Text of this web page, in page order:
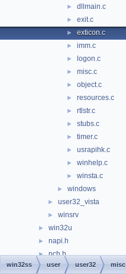
► dllmain.c
► exit.c
► exticon.c
► imm.c
► logon.c
► misc.c
► object.c
► resources.c
► rtlstr.c
► stubs.c
► timer.c
► usrapihk.c
► winhelp.c
► winsta.c
► windows
► user32_vista
► winsrv
► win32u
► napi.h
► pch.h
w32ksvc32.h
win32ss user user32 misc